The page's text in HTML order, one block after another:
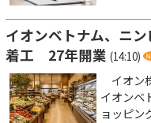
イオンベトナム、ニン
着工 27年開業 (14:10)
イオン
イオンベ
ョッピン